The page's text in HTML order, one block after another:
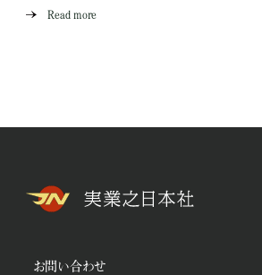
Read more
お問い合わせ